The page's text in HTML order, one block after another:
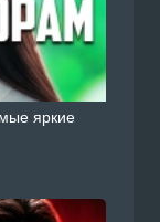
яркие